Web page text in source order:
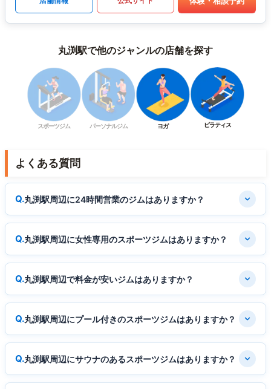
丸渕駅で他のジャンルの店舗を探す
スポーツジム パーソナルジム ヨガ ピラティス
よくある質問
丸渕駅周辺に24時間営業のジムはありますか？
丸渕駅周辺に女性専用のスポーツジムはありますか？
丸渕駅周辺で料金が安いジムはありますか？
丸渕駅周辺にプール付きのスポーツジムはありますか？
丸渕駅周辺にサウナのあるスポーツジムはありますか？